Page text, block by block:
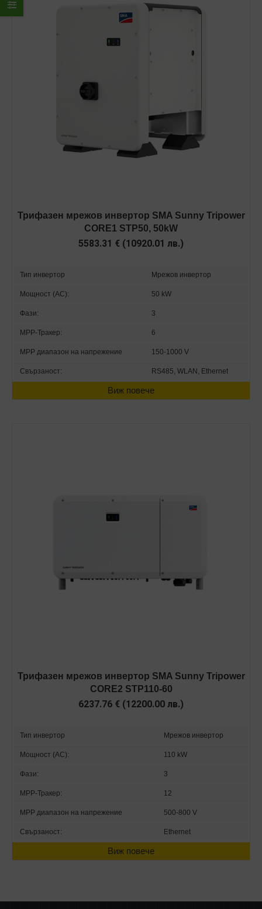
Трифазен мрежов инвертор SMA Sunny Tripower
CORE1 STP50, 50kW
5583.31 € (10920.01 лв.)
Тип инвертор Мрежов инвертор
Мощност (AC): 50 kW
Фази: 3
MPP-Тракер: 6
MPP диапазон на напрежение 150-1000 V
Свързаност: RS485, WLAN, Ethernet
Виж повече
Трифазен мрежов инвертор SMA Sunny Tripower
CORE2 STP110-60
6237.76 € (12200.00 лв.)
Тип инвертор Мрежов инвертор
Мощност (AC): 110 kW
Фази: 3
MPP-Тракер: 12
MPP диапазон на напрежение 500-800 V
Свързаност: Ethernet
Виж повече